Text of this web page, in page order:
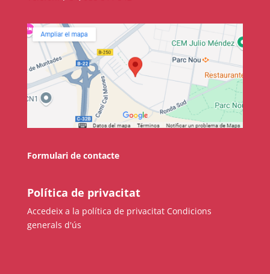
Formulari de contacte
Política de privacitat
Accedeix a la política de privacitat Condicions
generals d'ús